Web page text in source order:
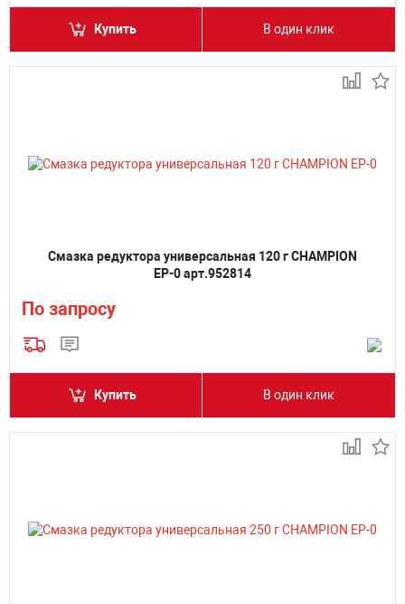
Купить В один клик
Смазка редуктора универсальная 120 г CHAMPION
EP-0 арт.952814
По запросу
Купить В один клик